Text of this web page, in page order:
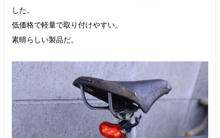
した。
低価格で軽量で取り付けやすい。
素晴らしい製品だ。